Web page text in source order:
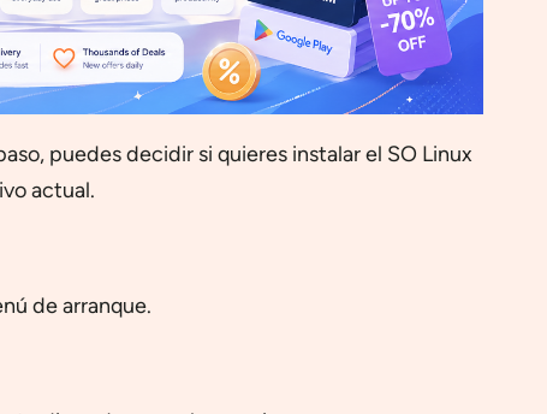
puedes decidir si quieres instalar el SO Linux
actual.
de arranque.